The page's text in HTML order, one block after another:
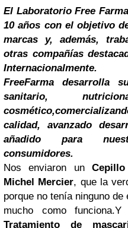
El Laboratorio Free
10 años con el objetivo
marcas y, además,
otras compañías
Internacionalmente.
FreeFarma desarrolla
sanitario,
calidad, avanzado
añadido para
consumidores.
Nos enviaron un
Michel Mercier, que la
porque no tenía ninguno
mucho como funciona.Y
Tratamiento de